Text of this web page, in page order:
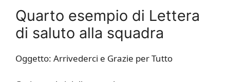
Quarto esempio di Lettera
di saluto alla squadra
Oggetto: Arrivederci e Grazie per Tutto